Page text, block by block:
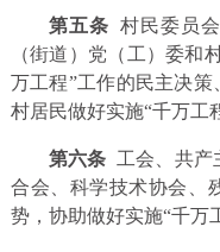
第五条 村民委员
（街道）党（工）委和
万工程”工作的民主决
村居民做好实施“千万工
第六条 工会、共产
合会、科学技术协会、
势，协助做好实施“千万